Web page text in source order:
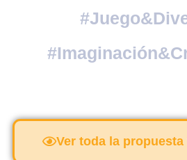
Ver toda la propuesta